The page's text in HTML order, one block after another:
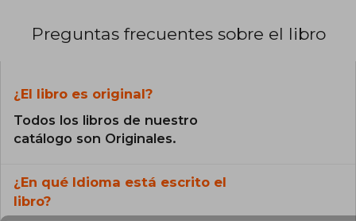
Preguntas frecuentes sobre el libro
¿El libro es original?
Todos los libros de nuestro
catálogo son Originales.
¿En qué Idioma está escrito el
libro?